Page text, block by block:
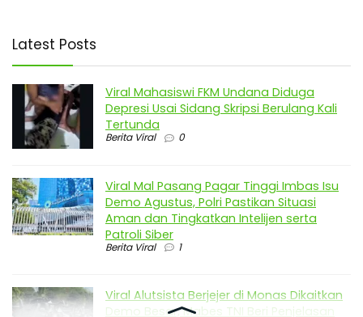
Latest Posts
Viral Mahasiswi FKM Undana Diduga
Depresi Usai Sidang Skripsi Berulang Kali
Tertunda
Berita Viral 0
Viral Mal Pasang Pagar Tinggi Imbas Isu
Demo Agustus, Polri Pastikan Situasi
Aman dan Tingkatkan Intelijen serta
Patroli Siber
Berita Viral 1
Viral Alutsista Berjejer di Monas Dikaitkan
Demo Besar, Mabes TNI Beri Penjelasan